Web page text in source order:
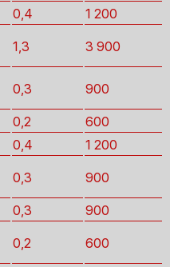
0,4
1 200
1,3 3 900
0,3 900
0,2
600
0,4
1 200
0,3 900
0,3
900
0,2 600